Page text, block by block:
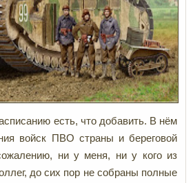
есть, что добавить. В нём
войск ПВО страны и береговой
ни у меня, ни у кого из
до сих пор не собраны полные